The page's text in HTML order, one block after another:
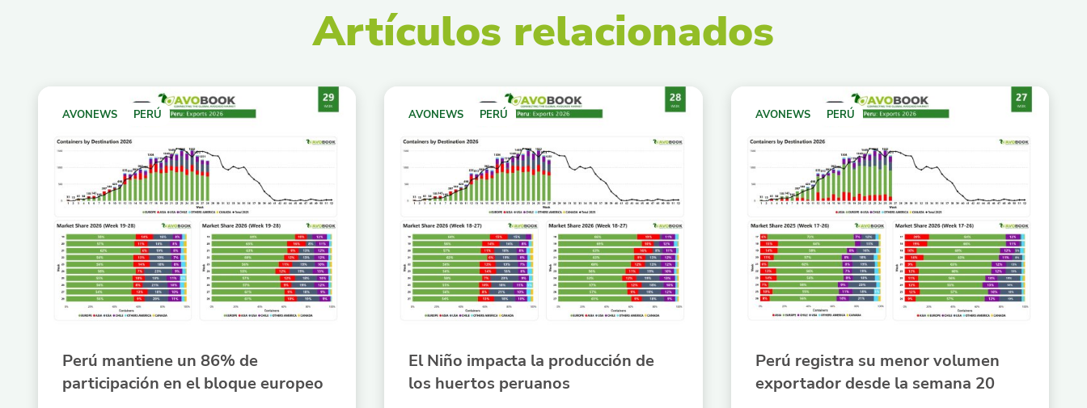
Artículos relacionados
AVONEWS PERÚ
Perú mantiene un 86% de
participación en el bloque europeo
AVONEWS PERÚ
El Niño impacta la producción de
los huertos peruanos
AVONEWS PERÚ
Perú registra su menor volumen
exportador desde la semana 20